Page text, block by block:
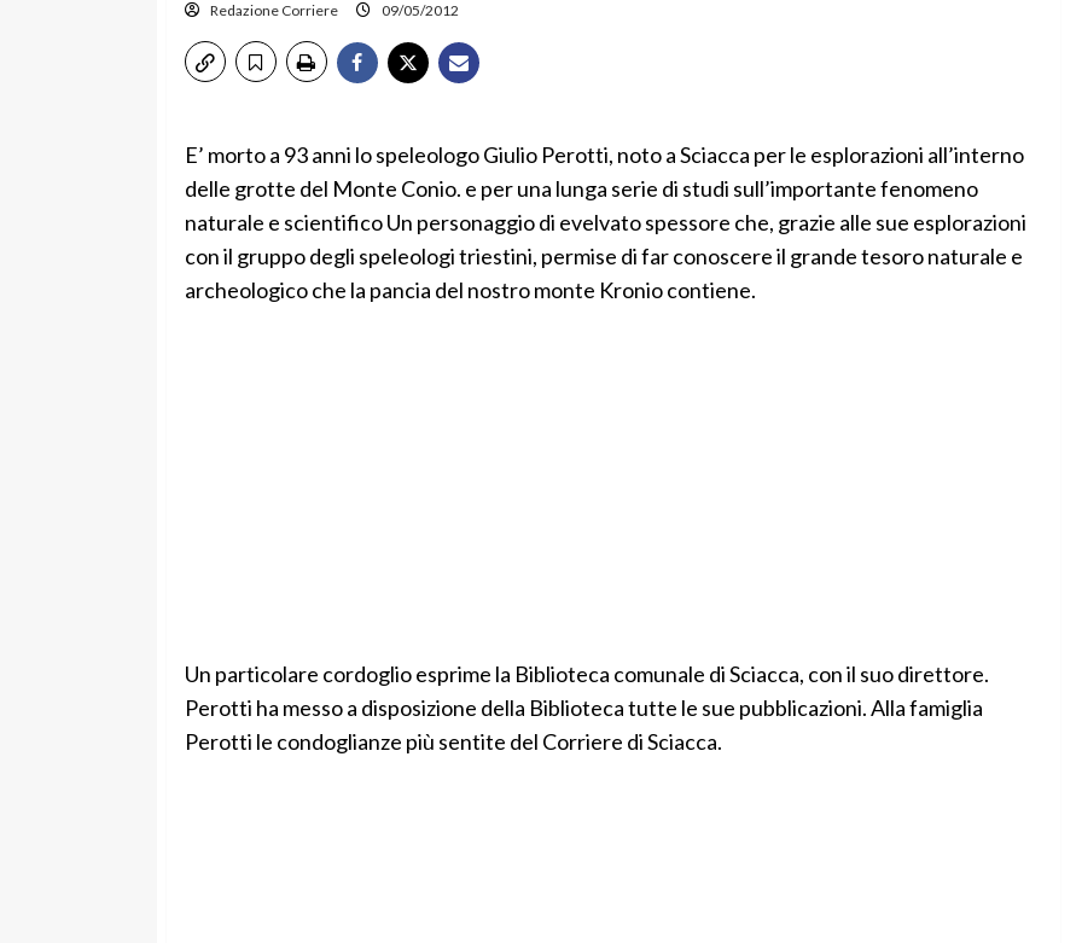
Redazione Corriere 09/05/2012
E’ morto a 93 anni lo speleologo Giulio Perotti, noto a Sciacca per le esplorazioni all’interno
delle grotte del Monte Conio. e per una lunga serie di studi sull’importante fenomeno
naturale e scientifico Un personaggio di evelvato spessore che, grazie alle sue esplorazioni
con il gruppo degli speleologi triestini, permise di far conoscere il grande tesoro naturale e
archeologico che la pancia del nostro monte Kronio contiene.
Un particolare cordoglio esprime la Biblioteca comunale di Sciacca, con il suo direttore.
Perotti ha messo a disposizione della Biblioteca tutte le sue pubblicazioni. Alla famiglia
Perotti le condoglianze più sentite del Corriere di Sciacca.